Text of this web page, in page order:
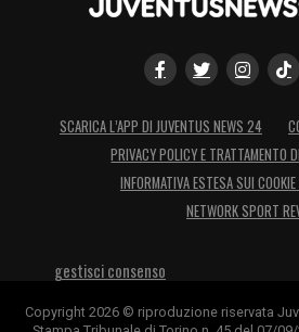
SCARICA L’APP DI JUVENTUS NEWS 24
PRIVACY POLICY E TRATTAMENTO
INFORMATIVA ESTESA SUI
NETWORK SPORT
gestisci consenso
Copyright 2026 © riproduzione riservata